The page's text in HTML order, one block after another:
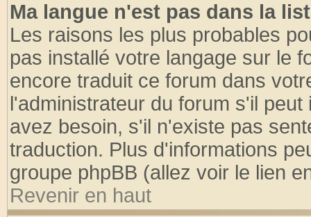
Ma langue n'est pas dans la
Les raisons les plus probables
pas installé votre langage sur le
encore traduit ce forum dans
l'administrateur du forum s'il
avez besoin, s'il n'existe pas
traduction. Plus d'informations
groupe phpBB (allez voir le lien
Revenir en haut